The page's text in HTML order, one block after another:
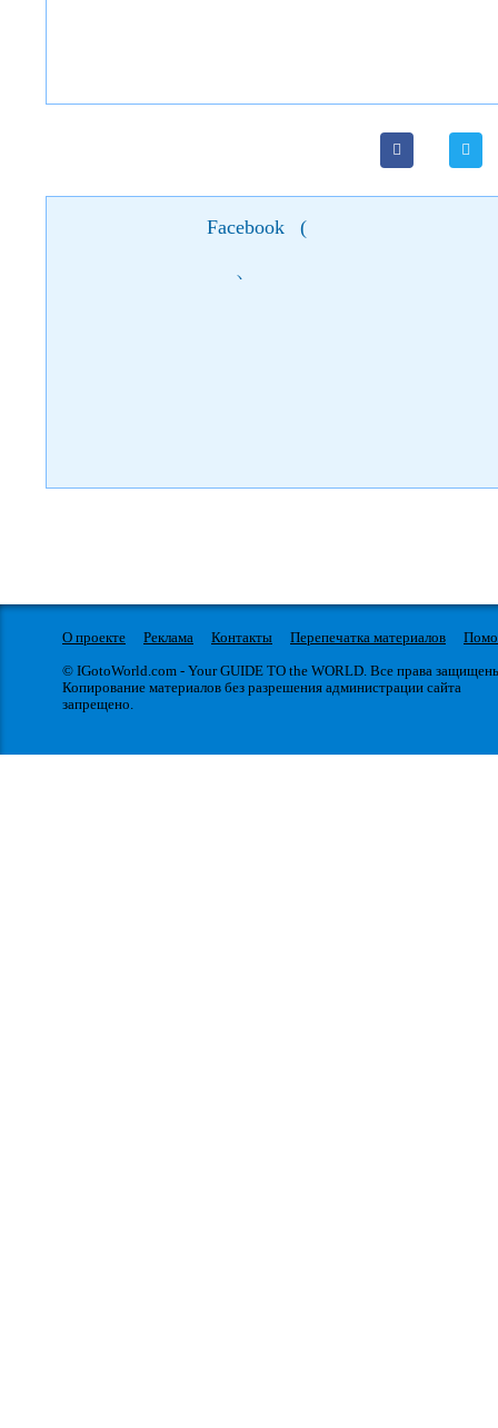
Facebook (
)
О проекте Реклама Контакты Перепечатка материалов
© IGotoWorld.com - Your GUIDE TO the WORLD. Все права
Копирование материалов без разрешения администрации сайта
запрещено.